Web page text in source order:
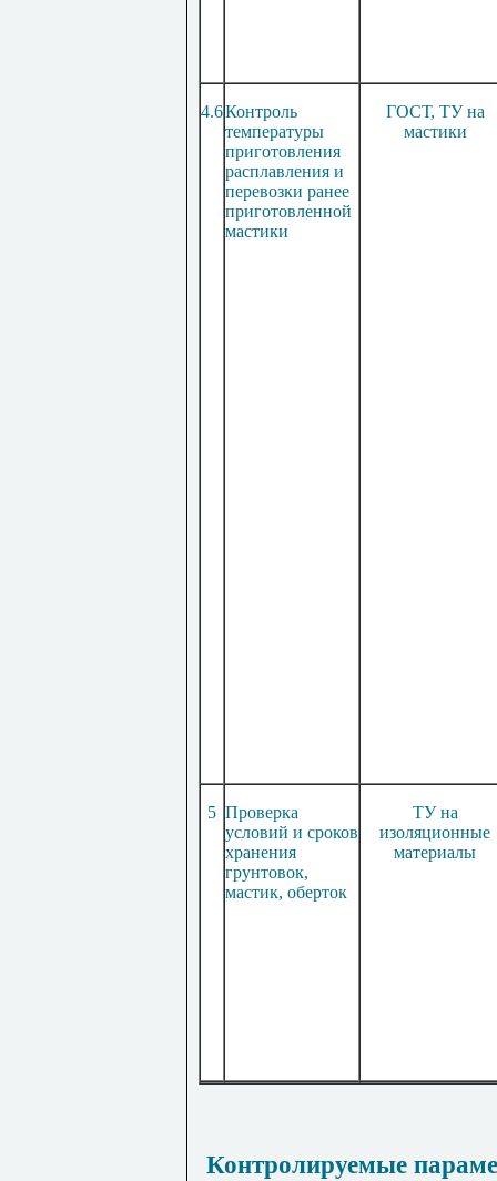
4.6Контроль
температуры
приготовления
расплавления и
перевозки ранее
приготовленной
мастики
ГОСТ, ТУ на
мастики
5 Проверка
условий и сроков
хранения
грунтовок,
мастик, оберток
ТУ на
изоляционные
материалы
Контролируемые